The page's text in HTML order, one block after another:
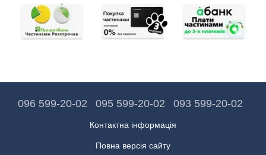
096 599-20-02 095 599-20-02 093 599-20-02
Контактна інформація
Повна версія сайту